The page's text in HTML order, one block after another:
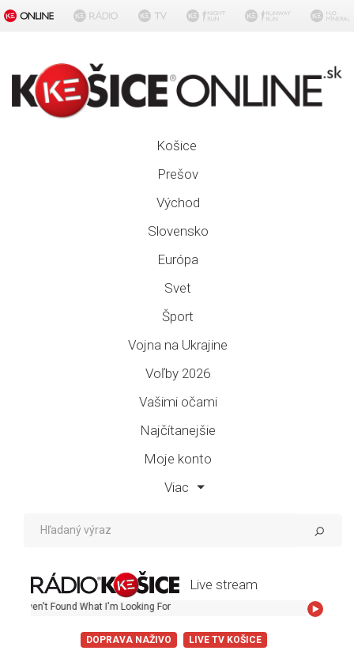
Košice
Prešov
Východ
Slovensko
Európa
Svet
Šport
Vojna na Ukrajine
Voľby 2026
Vašimi očami
Najčítanejšie
Moje konto
Viac
Live stream
Found What I'm Looking For
DOPRAVA NAŽIVO LIVE TV KOŠICE